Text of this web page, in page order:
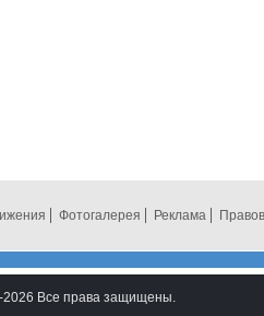
Фотогалерея Реклама
2026 Все права защищены.